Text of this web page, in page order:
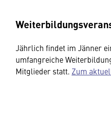
Jährlich findet im Jänner
umfangreiche
Mitglieder statt. Zum